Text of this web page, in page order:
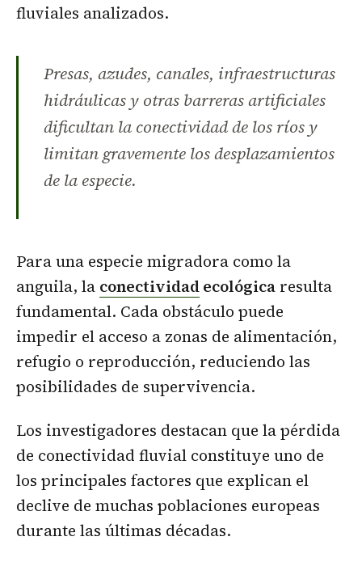
fluviales analizados.
Presas, azudes, canales, infraestructuras
hidráulicas y otras barreras artificiales
dificultan la conectividad de los ríos y
limitan gravemente los desplazamientos
de la especie.
Para una especie migradora como la
anguila, la conectividadecológica resulta
fundamental. Cada obstáculo puede
impedir el acceso a zonas de alimentación,
refugio o reproducción, reduciendo las
posibilidades de supervivencia.
Los investigadores destacan que la pérdida
de conectividad fluvial constituye uno de
los principales factores que explican el
declive de muchas poblaciones europeas
durante las últimas décadas.